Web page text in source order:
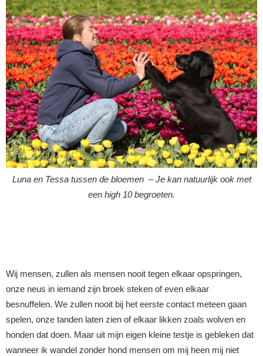
Luna en Tessa tussen de bloemen – Je kan natuurlijk ook met
een high 10 begroeten.
Wij mensen, zullen als mensen nooit tegen elkaar opspringen,
onze neus in iemand zijn broek steken of even elkaar
besnuffelen. We zullen nooit bij het eerste contact meteen gaan
spelen, onze tanden laten zien of elkaar likken zoals wolven en
honden dat doen. Maar uit mijn eigen kleine testje is gebleken dat
wanneer ik wandel zonder hond mensen om mij heen mij niet